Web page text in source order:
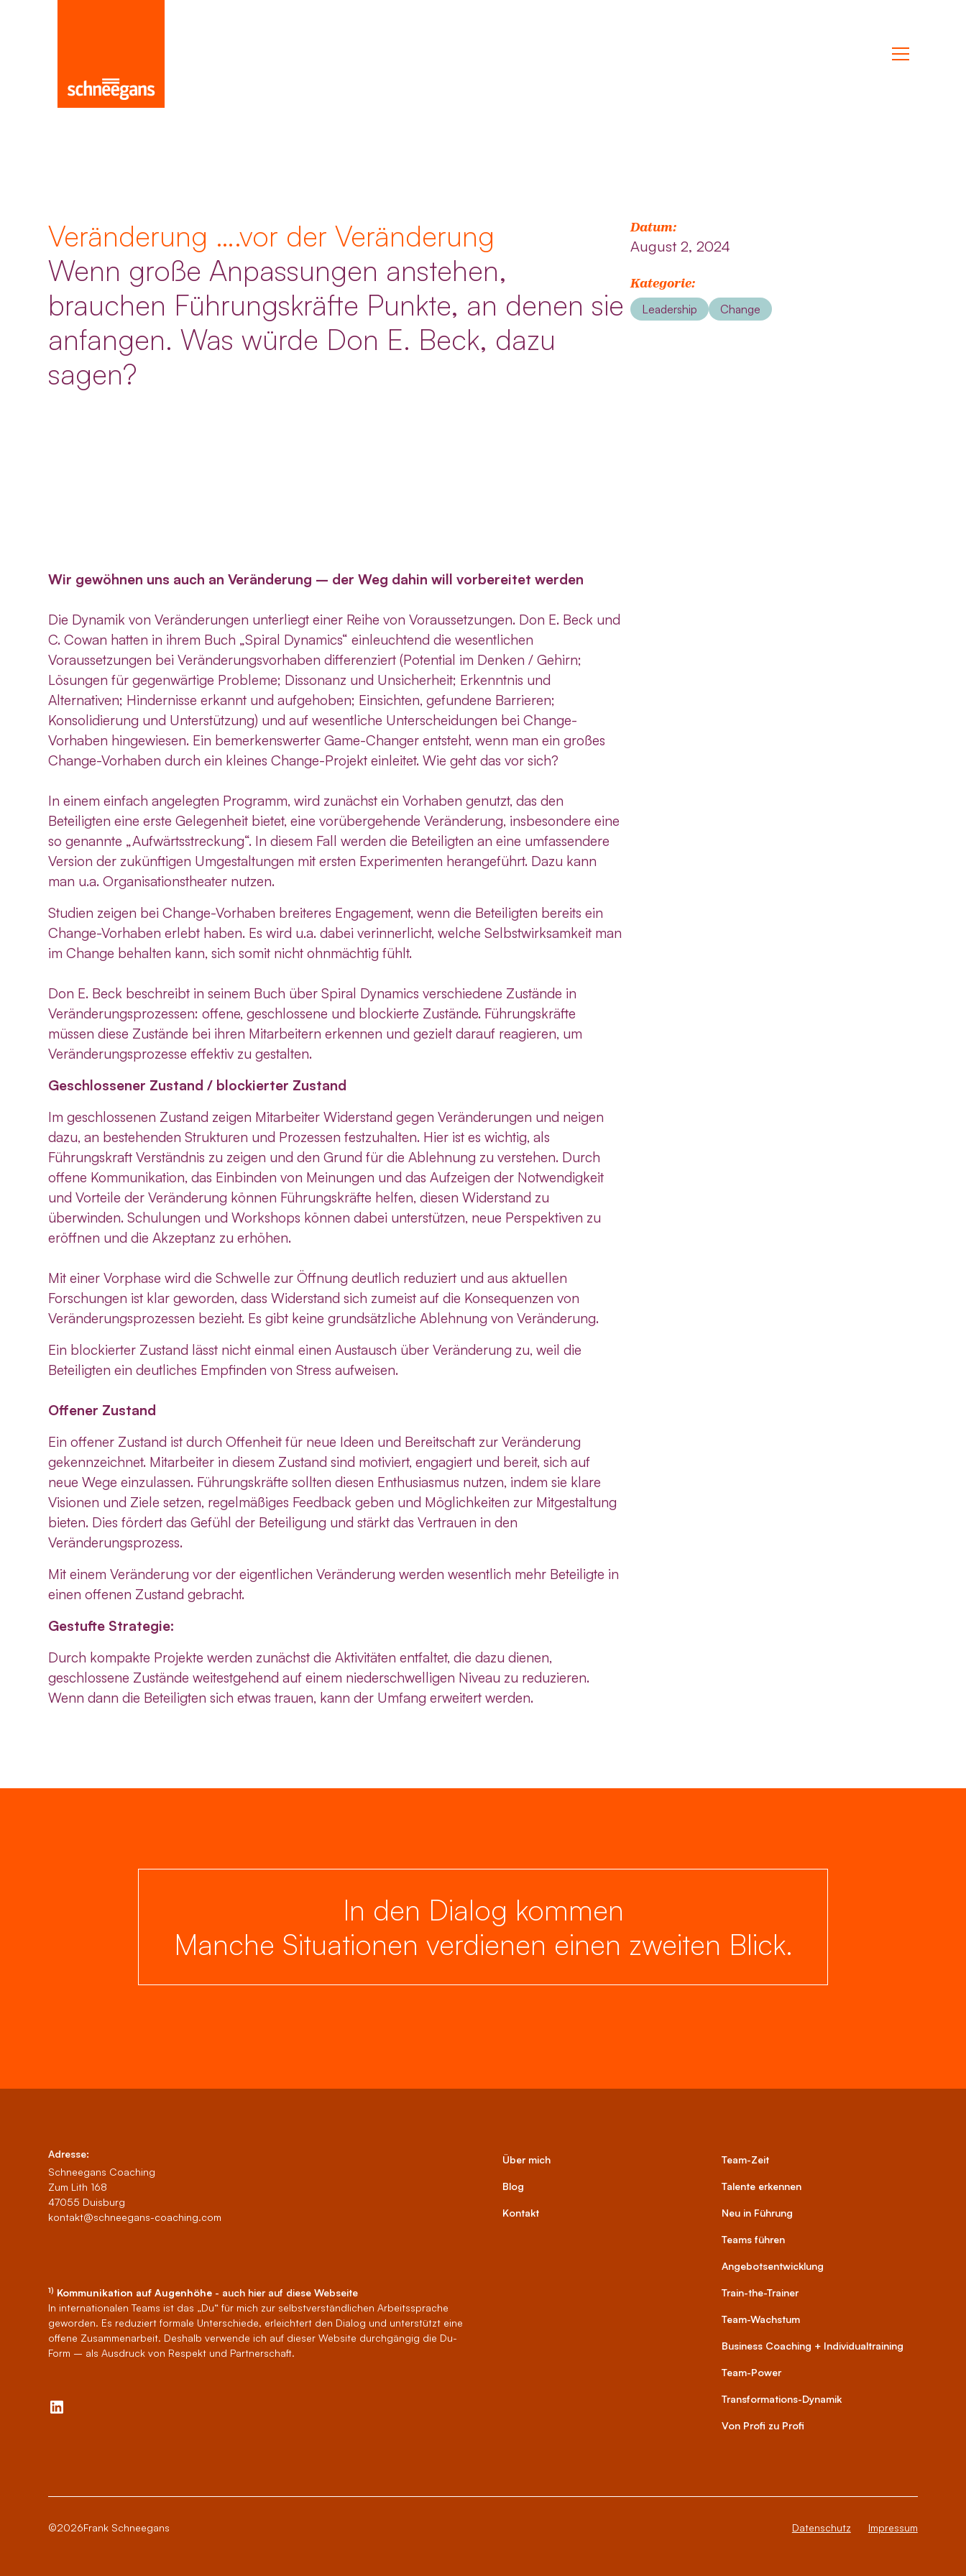
Veränderung ….vor der Veränderung
Wenn große Anpassungen anstehen,
brauchen Führungskräfte Punkte, an denen sie
anfangen. Was würde Don E. Beck, dazu
sagen?
Datum:
August 2, 2024
Kategorie:
Leadership
Change
Wir gewöhnen uns auch an Veränderung – der Weg dahin will vorbereitet werden
Die Dynamik von Veränderungen unterliegt einer Reihe von Voraussetzungen. Don E. Beck und
C. Cowan hatten in ihrem Buch „Spiral Dynamics“ einleuchtend die wesentlichen
Voraussetzungen bei Veränderungsvorhaben differenziert (Potential im Denken / Gehirn;
Lösungen für gegenwärtige Probleme; Dissonanz und Unsicherheit; Erkenntnis und
Alternativen; Hindernisse erkannt und aufgehoben; Einsichten, gefundene Barrieren;
Konsolidierung und Unterstützung) und auf wesentliche Unterscheidungen bei Change-
Vorhaben hingewiesen. Ein bemerkenswerter Game-Changer entsteht, wenn man ein großes
Change-Vorhaben durch ein kleines Change-Projekt einleitet. Wie geht das vor sich?
In einem einfach angelegten Programm, wird zunächst ein Vorhaben genutzt, das den
Beteiligten eine erste Gelegenheit bietet, eine vorübergehende Veränderung, insbesondere eine
so genannte „Aufwärtsstreckung“. In diesem Fall werden die Beteiligten an eine umfassendere
Version der zukünftigen Umgestaltungen mit ersten Experimenten herangeführt. Dazu kann
man u.a. Organisationstheater nutzen.
Studien zeigen bei Change-Vorhaben breiteres Engagement, wenn die Beteiligten bereits ein
Change-Vorhaben erlebt haben. Es wird u.a. dabei verinnerlicht, welche Selbstwirksamkeit man
im Change behalten kann, sich somit nicht ohnmächtig fühlt.
Don E. Beck beschreibt in seinem Buch über Spiral Dynamics verschiedene Zustände in
Veränderungsprozessen: offene, geschlossene und blockierte Zustände. Führungskräfte
müssen diese Zustände bei ihren Mitarbeitern erkennen und gezielt darauf reagieren, um
Veränderungsprozesse effektiv zu gestalten.
Geschlossener Zustand / blockierter Zustand
Im geschlossenen Zustand zeigen Mitarbeiter Widerstand gegen Veränderungen und neigen
dazu, an bestehenden Strukturen und Prozessen festzuhalten. Hier ist es wichtig, als
Führungskraft Verständnis zu zeigen und den Grund für die Ablehnung zu verstehen. Durch
offene Kommunikation, das Einbinden von Meinungen und das Aufzeigen der Notwendigkeit
und Vorteile der Veränderung können Führungskräfte helfen, diesen Widerstand zu
überwinden. Schulungen und Workshops können dabei unterstützen, neue Perspektiven zu
eröffnen und die Akzeptanz zu erhöhen.
Mit einer Vorphase wird die Schwelle zur Öffnung deutlich reduziert und aus aktuellen
Forschungen ist klar geworden, dass Widerstand sich zumeist auf die Konsequenzen von
Veränderungsprozessen bezieht. Es gibt keine grundsätzliche Ablehnung von Veränderung.
Ein blockierter Zustand lässt nicht einmal einen Austausch über Veränderung zu, weil die
Beteiligten ein deutliches Empfinden von Stress aufweisen.
Offener Zustand
Ein offener Zustand ist durch Offenheit für neue Ideen und Bereitschaft zur Veränderung
gekennzeichnet. Mitarbeiter in diesem Zustand sind motiviert, engagiert und bereit, sich auf
neue Wege einzulassen. Führungskräfte sollten diesen Enthusiasmus nutzen, indem sie klare
Visionen und Ziele setzen, regelmäßiges Feedback geben und Möglichkeiten zur Mitgestaltung
bieten. Dies fördert das Gefühl der Beteiligung und stärkt das Vertrauen in den
Veränderungsprozess.
Mit einem Veränderung vor der eigentlichen Veränderung werden wesentlich mehr Beteiligte in
einen offenen Zustand gebracht.
Gestufte Strategie:
Durch kompakte Projekte werden zunächst die Aktivitäten entfaltet, die dazu dienen,
geschlossene Zustände weitestgehend auf einem niederschwelligen Niveau zu reduzieren.
Wenn dann die Beteiligten sich etwas trauen, kann der Umfang erweitert werden.
In den Dialog kommen
Manche Situationen verdienen einen zweiten Blick.
Adresse:
Schneegans Coaching
Zum Lith 168
47055 Duisburg
kontakt@schneegans-coaching.com
1) Kommunikation auf Augenhöhe - auch hier auf diese Webseite
In internationalen Teams ist das „Du“ für mich zur selbstverständlichen Arbeitssprache
geworden. Es reduziert formale Unterschiede, erleichtert den Dialog und unterstützt eine
offene Zusammenarbeit. Deshalb verwende ich auf dieser Website durchgängig die Du-
Form – als Ausdruck von Respekt und Partnerschaft.
Über mich
Blog
Kontakt
Team-Zeit
Talente erkennen
Neu in Führung
Teams führen
Angebotsentwicklung
Train-the-Trainer
Team-Wachstum
Business Coaching + Individualtraining
Team-Power
Transformations-Dynamik
Von Profi zu Profi
©2026Frank Schneegans Datenschutz Impressum